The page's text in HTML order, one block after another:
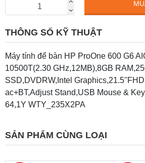
THÔNG SỐ KỸ THUẬT
Máy tính để bàn HP ProOne 600 G6
10500T(2.30 GHz,12MB),8GB
SSD,DVDRW,Intel
ac+BT,Adjust Stand,USB Mouse &
64,1Y WTY_235X2PA
SẢN PHẨM CÙNG LOẠI